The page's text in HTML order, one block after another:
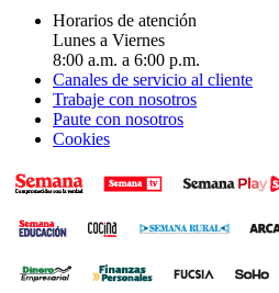
Horarios de atención
Lunes a Viernes
8:00 a.m. a 6:00 p.m.
Canales de servicio al cliente
Trabaje con nosotros
Paute con nosotros
Cookies